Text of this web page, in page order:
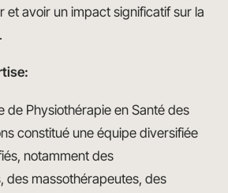
et avoir un impact significatif sur la
de Physiothérapie en Santé des
constitué une équipe diversifiée
notamment des
des massothérapeutes, des